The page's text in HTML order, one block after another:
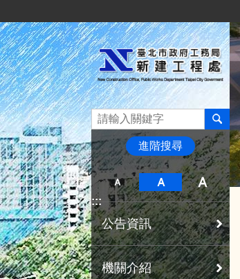
進階搜尋
:::
公告資訊
機關介紹